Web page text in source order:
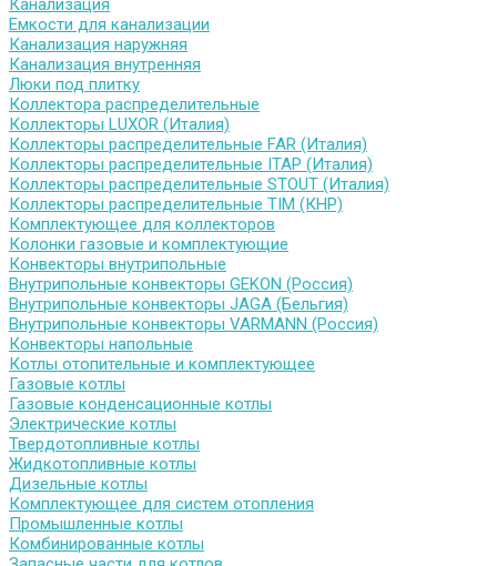
Канализация
Емкости для канализации
Канализация наружняя
Канализация внутренняя
Люки под плитку
Коллектора распределительные
Коллекторы LUXOR (Италия)
Коллекторы распределительные FAR (Италия)
Коллекторы распределительные ITAP (Италия)
Коллекторы распределительные STOUT (Италия)
Коллекторы распределительные TIM (КНР)
Комплектующее для коллекторов
Колонки газовые и комплектующие
Конвекторы внутрипольные
Внутрипольные конвекторы GEKON (Россия)
Внутрипольные конвекторы JAGA (Бельгия)
Внутрипольные конвекторы VARMANN (Россия)
Конвекторы напольные
Котлы отопительные и комплектующее
Газовые котлы
Газовые конденсационные котлы
Электрические котлы
Твердотопливные котлы
Жидкотопливные котлы
Дизельные котлы
Комплектующее для систем отопления
Промышленные котлы
Комбинированные котлы